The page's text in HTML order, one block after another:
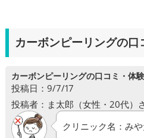
カーボンピーリングの口
カーボンピーリングの口コミ・体
投稿日：9/7/17
投稿者：ま太郎（女性・20代）
クリニック名：み